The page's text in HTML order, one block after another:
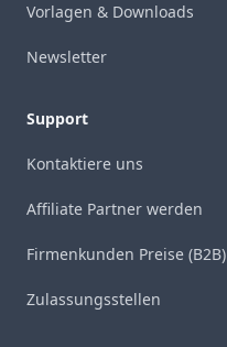
Vorlagen & Downloads
Newsletter
Support
Kontaktiere uns
Affiliate Partner werden
Firmenkunden Preise (B2B)
Zulassungsstellen